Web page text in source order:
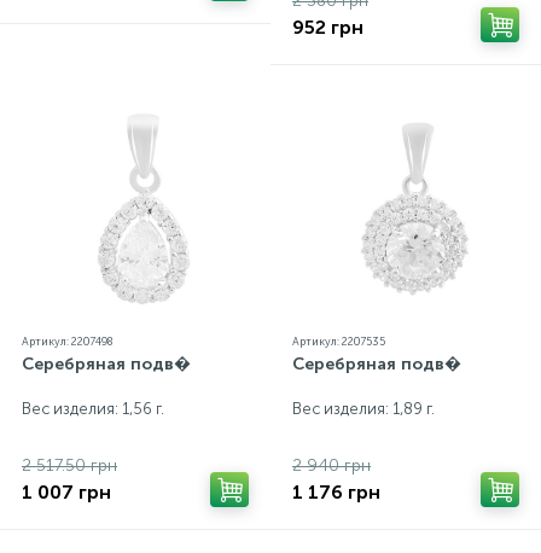
952 грн
Артикул: 2207498
Серебряная подв�
Вес изделия: 1,56 г.
2 517.50 грн
1 007 грн
Артикул: 2207535
Серебряная подв�
Вес изделия: 1,89 г.
2 940 грн
1 176 грн